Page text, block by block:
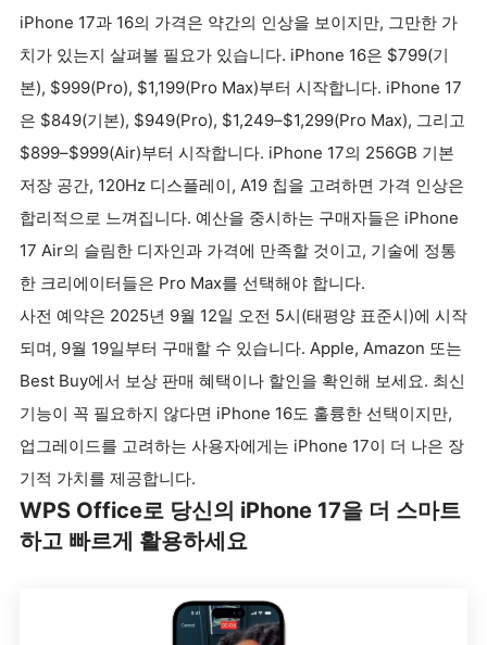
iPhone 17과 16의 가격은 약간의 인상을 보이지만, 그만한 가
치가 있는지 살펴볼 필요가 있습니다. iPhone 16은 $799(기
본), $999(Pro), $1,199(Pro Max)부터 시작합니다. iPhone 17
은 $849(기본), $949(Pro), $1,249–$1,299(Pro Max), 그리고
$899–$999(Air)부터 시작합니다. iPhone 17의 256GB 기본
저장 공간, 120Hz 디스플레이, A19 칩을 고려하면 가격 인상은
합리적으로 느껴집니다. 예산을 중시하는 구매자들은 iPhone
17 Air의 슬림한 디자인과 가격에 만족할 것이고, 기술에 정통
한 크리에이터들은 Pro Max를 선택해야 합니다.
사전 예약은 2025년 9월 12일 오전 5시(태평양 표준시)에 시작
되며, 9월 19일부터 구매할 수 있습니다. Apple, Amazon 또는
Best Buy에서 보상 판매 혜택이나 할인을 확인해 보세요. 최신
기능이 꼭 필요하지 않다면 iPhone 16도 훌륭한 선택이지만,
업그레이드를 고려하는 사용자에게는 iPhone 17이 더 나은 장
기적 가치를 제공합니다.
WPS Office로 당신의 iPhone 17을 더 스마트
하고 빠르게 활용하세요